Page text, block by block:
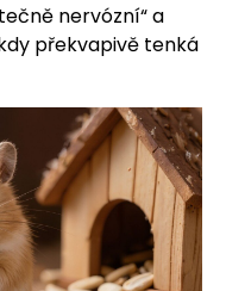
nervózní“ a
překvapivě tenká